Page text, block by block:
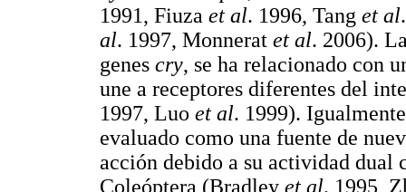
1991, Fiuza et al. 1996, Tang et al
al. 1997, Monnerat et al. 2006).
genes cry, se ha relacionado con
une a receptores diferentes del
1997, Luo et al. 1999).
evaluado como una fuente de
acción debido a su actividad dual
Coleóptera (Bradley et al. 1995,